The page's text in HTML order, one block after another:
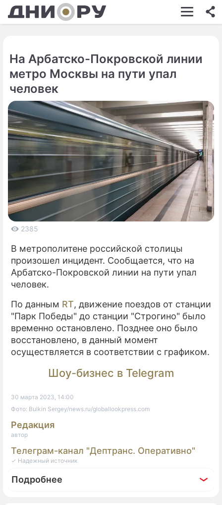
ШОУ-БИЗНЕС
КИНО
НЕДВИЖИМОСТЬ
ЗДОРОВЬЕ
ЭКОНОМИКА
ПРОИСШЕСТВИЯ
СОННИК
СТИЛЬ ЖИЗНИ
СЕРИАЛЫ
ИГРЫ
О ПРОЕКТЕ
На Арбатско-Покровской линии
метро Москвы на пути упал
человек
2385
В метрополитене российской столицы
произошел инцидент. Сообщается, что на
Арбатско-Покровской линии на пути упал
человек.
По данным RT, движение поездов от станции
"Парк Победы" до станции "Строгино" было
временно остановлено. Позднее оно было
восстановлено, в данный момент
осуществляется в соответствии с графиком.
Шоу-бизнес в Telegram
30 марта 2023, 14:00
Фото: Bulkin Sergey/news.ru/globallookpress.com
Редакция
автор
Телеграм-канал "Дептранс. Оперативно"
✓ Надежный источник
Подробнее